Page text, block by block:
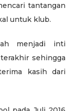
tantangan
untuk klub.
menjadi inti
sehingga
kasih dari